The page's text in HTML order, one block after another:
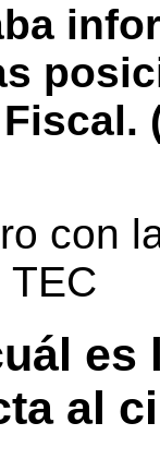
con
TEC
es
al